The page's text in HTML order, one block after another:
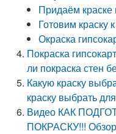
Придаём
Готовим краску
Окраска
Покраска
ли покраска стен
Какую краску
краску выбрать
Видео КАК
ПОКРАСКУ!!! Обзор